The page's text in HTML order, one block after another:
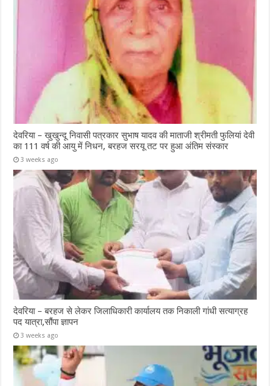
देवरिया – खुखुन्दू निवासी पत्रकार सुभाष यादव की माताजी श्रीमती फुलियां देवी
का 111 वर्ष की आयु में निधन, बरहज सरयू तट पर हुआ अंतिम संस्कार
3 weeks ago
देवरिया – बरहज से लेकर जिलाधिकारी कार्यालय तक निकाली गांधी सत्याग्रह
पद यात्रा,सौंपा ज्ञापन
3 weeks ago